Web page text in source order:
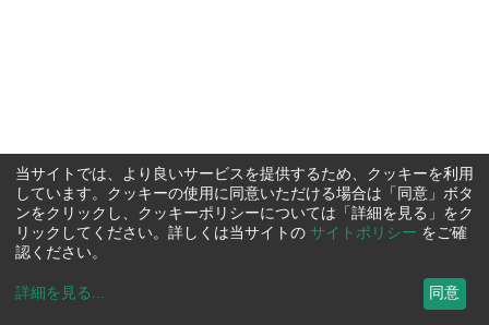
当サイトでは、より良いサービスを提供するため、クッキーを利用
しています。クッキーの使用に同意いただける場合は「同意」ボタ
ンをクリックし、クッキーポリシーについては「詳細を見る」をク
リックしてください。詳しくは当サイトの サイトポリシー をご確
認ください。
詳細を見る ... 同意